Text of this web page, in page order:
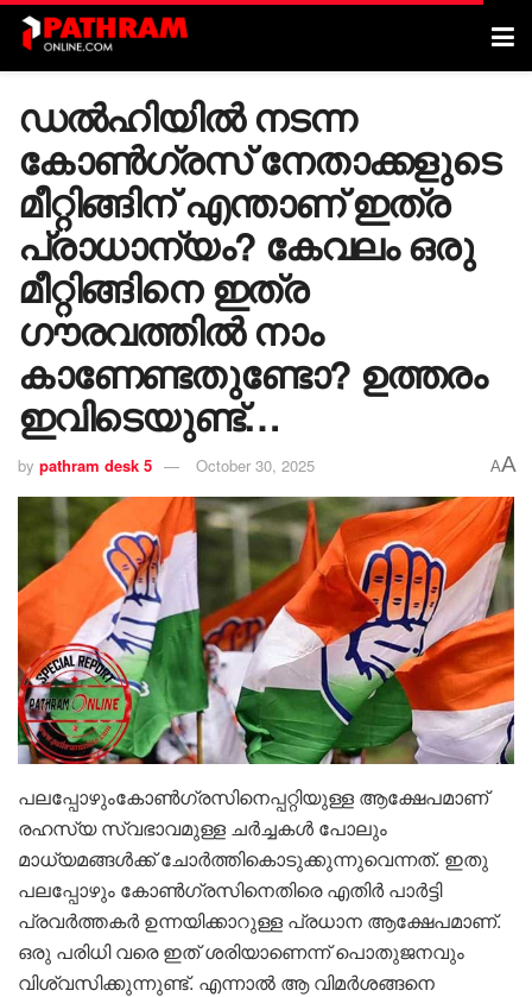
ഡൽഹിയിൽ നടന്ന
കോൺഗ്രസ് നേതാക്കളുടെ
മീറ്റിങ്ങിന് എന്താണ് ഇത്ര
പ്രാധാന്യം? കേവലം ഒരു
മീറ്റിങ്ങിനെ ഇത്ര
ഗൗരവത്തിൽ നാം
കാണേണ്ടതുണ്ടോ? ഉത്തരം
ഇവിടെയുണ്ട്…
by pathram desk 5 October 30, 2025 AA
പലപ്പോഴുംകോൺഗ്രസിനെപ്പറ്റിയുള്ള ആക്ഷേപമാണ്
രഹസ്യ സ്വഭാവമുള്ള ചർച്ചകൾ പോലും
മാധ്യമങ്ങൾക്ക് ചോർത്തികൊടുക്കുന്നുവെന്നത്. ഇതു
പലപ്പോഴും കോൺഗ്രസിനെതിരെ എതിർ പാർട്ടി
പ്രവർത്തകർ ഉന്നയിക്കാറുള്ള പ്രധാന ആക്ഷേപമാണ്.
ഒരു പരിധി വരെ ഇത് ശരിയാണെന്ന് പൊതുജനവും
വിശ്വസിക്കുന്നുണ്ട്. എന്നാൽ ആ വിമർശങ്ങനെ